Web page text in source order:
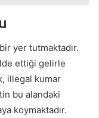
yer tutmaktadır.
ettiği gelirle
illegal kumar
bu alandaki
koymaktadır.